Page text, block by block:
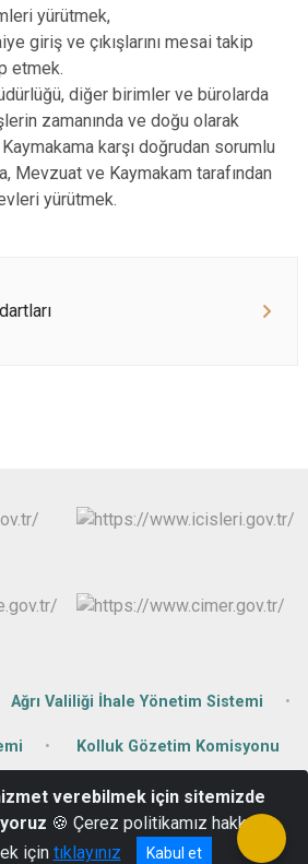
yürütmek,
giriş ve çıkışlarını mesai takip
etmek.
diğer birimler ve bürolarda
zamanında ve doğu olarak
karşı doğrudan sorumlu
Mevzuat ve Kaymakam tarafından
yürütmek.
Ağrı Valiliği İhale Yönetim Sistemi
Kolluk Gözetim Komisyonu
Caddesi No:45 Tutak/AĞRI
04724112004
verebilmek için sitemizde
🍪 Çerez politikamız hakkında
için tıklayınız Kabul et